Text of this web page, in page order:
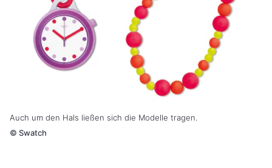
Auch um den Hals ließen sich die Modelle tragen.
© Swatch